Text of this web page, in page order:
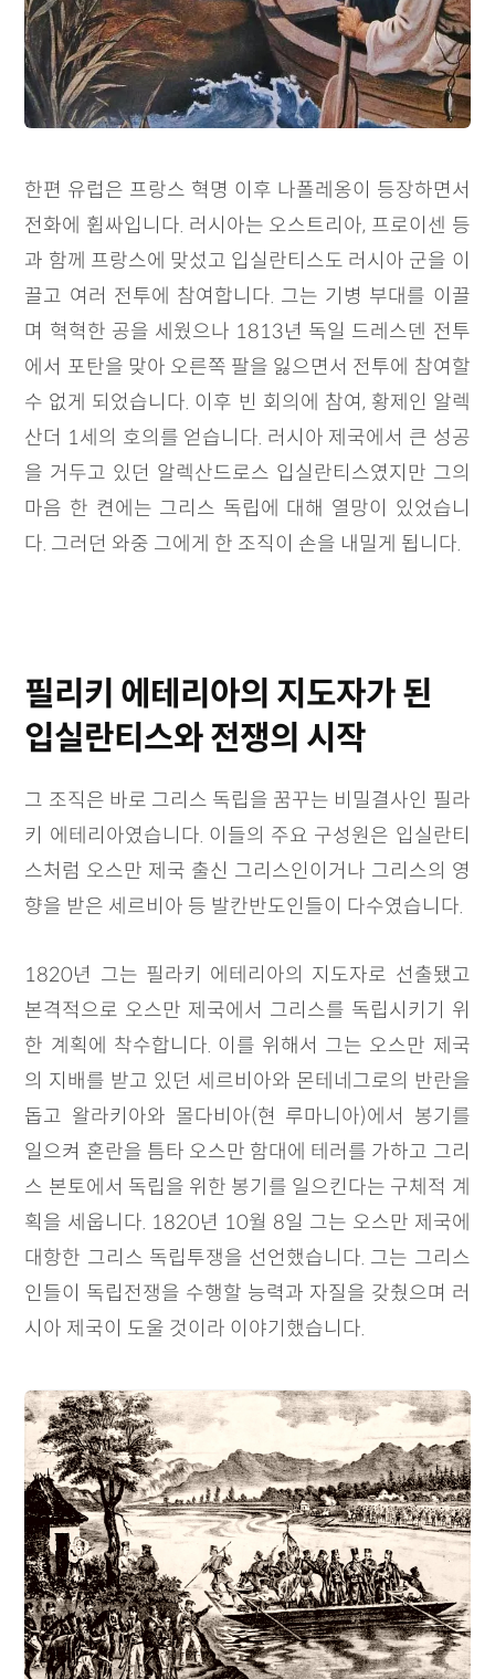
한편 유럽은 프랑스 혁명 이후 나폴레옹이 등장하면서
전화에 휩싸입니다. 러시아는 오스트리아, 프로이센 등
과 함께 프랑스에 맞섰고 입실란티스도 러시아 군을 이
끌고 여러 전투에 참여합니다. 그는 기병 부대를 이끌
며 혁혁한 공을 세웠으나 1813년 독일 드레스덴 전투
에서 포탄을 맞아 오른쪽 팔을 잃으면서 전투에 참여할
수 없게 되었습니다. 이후 빈 회의에 참여, 황제인 알렉
산더 1세의 호의를 얻습니다. 러시아 제국에서 큰 성공
을 거두고 있던 알렉산드로스 입실란티스였지만 그의
마음 한 켠에는 그리스 독립에 대해 열망이 있었습니
다. 그러던 와중 그에게 한 조직이 손을 내밀게 됩니다.
필리키 에테리아의 지도자가 된
입실란티스와 전쟁의 시작
그 조직은 바로 그리스 독립을 꿈꾸는 비밀결사인 필라
키 에테리아였습니다. 이들의 주요 구성원은 입실란티
스처럼 오스만 제국 출신 그리스인이거나 그리스의 영
향을 받은 세르비아 등 발칸반도인들이 다수였습니다.
1820년 그는 필라키 에테리아의 지도자로 선출됐고
본격적으로 오스만 제국에서 그리스를 독립시키기 위
한 계획에 착수합니다. 이를 위해서 그는 오스만 제국
의 지배를 받고 있던 세르비아와 몬테네그로의 반란을
돕고 왈라키아와 몰다비아(현 루마니아)에서 봉기를
일으켜 혼란을 틈타 오스만 함대에 테러를 가하고 그리
스 본토에서 독립을 위한 봉기를 일으킨다는 구체적 계
획을 세웁니다. 1820년 10월 8일 그는 오스만 제국에
대항한 그리스 독립투쟁을 선언했습니다. 그는 그리스
인들이 독립전쟁을 수행할 능력과 자질을 갖췄으며 러
시아 제국이 도울 것이라 이야기했습니다.